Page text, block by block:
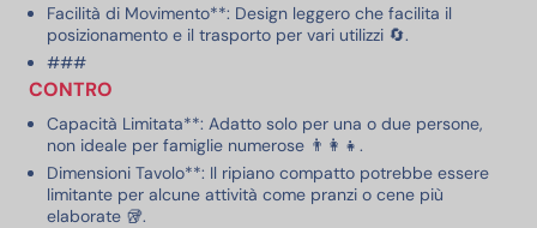
Facilità di Movimento**: Design leggero che facilita il
posizionamento e il trasporto per vari utilizzi 🔄.
###
CONTRO
Capacità Limitata**: Adatto solo per una o due persone,
non ideale per famiglie numerose 👨‍👩‍👧.
Dimensioni Tavolo**: Il ripiano compatto potrebbe essere
limitante per alcune attività come pranzi o cene più
elaborate 🥡.